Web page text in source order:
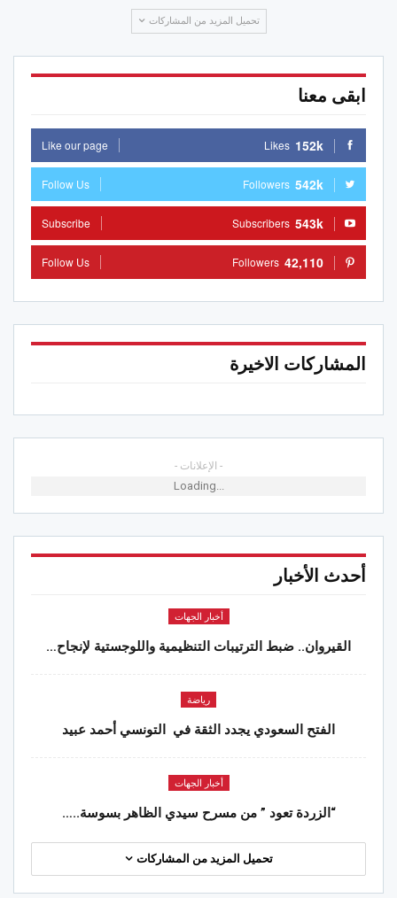
تحميل المزيد من المشاركات
ابقى معنا
152k
Likes
Like our page
542k
Followers
Follow Us
543k
Subscribers
Subscribe
42,110
Followers
Follow Us
المشاركات الاخيرة
- الإعلانات -
Loading...
أحدث الأخبار
أخبار الجهات
القيروان.. ضبط الترتيبات التنظيمية واللوجستية لإنجاح…
رياضة
الفتح السعودي يجدد الثقة في التونسي أحمد عبيد
أخبار الجهات
“الزردة تعود ” من مسرح سيدي الظاهر بسوسة..…
تحميل المزيد من المشاركات